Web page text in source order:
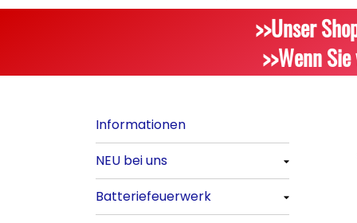
Alle anzeigen
Alle anzeigen
>>Unser
>>Wenn
Informationen
NEU bei uns
Alle anzeigen
Batteriefeuerwerk